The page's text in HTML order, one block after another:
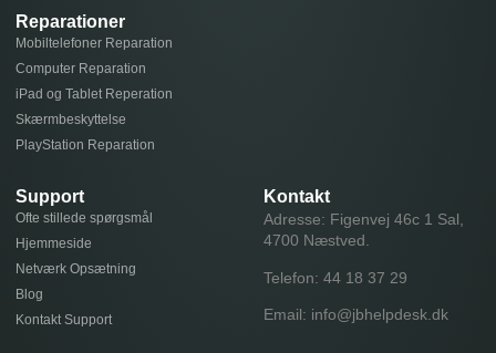
Reparationer
Mobiltelefoner Reparation
Computer Reparation
iPad og Tablet Reperation
Skærmbeskyttelse
PlayStation Reparation
Support
Ofte stillede spørgsmål
Hjemmeside
Netværk Opsætning
Blog
Kontakt Support
Kontakt
Adresse: Figenvej 46c 1 Sal,
4700 Næstved.
Telefon: 44 18 37 29
Email: info@jbhelpdesk.dk